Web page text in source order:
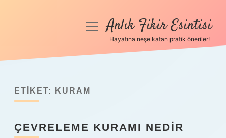
Anasayfa
Yasal Uyarı
Hakkımızda
menüyüAnlık Fikir Esintisi
Hayatına neşe katan pratik öneriler!
ETIKET: KURAM
ÇEVRELEME KURAMI NEDIR